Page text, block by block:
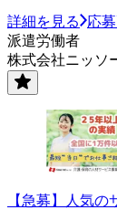
詳細を見る
応
派遣労働者
株式会社ニッソ
【急募】人気